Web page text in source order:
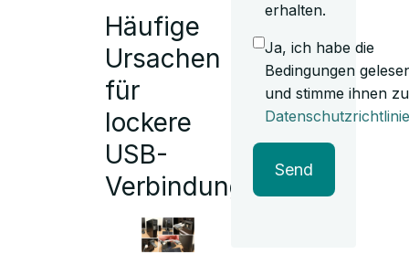
Häufige
Ursachen
für
lockere
USB-
Verbindungen
erhalten.
Ja, ich habe die
Bedingungen
und stimme ihnen
Datenschutzrichtlinie
Send